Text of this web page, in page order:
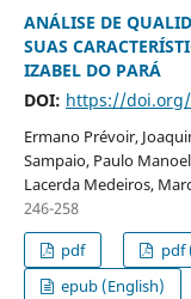
ANÁLISE DE
SUAS
IZABEL DO PARÁ
DOI: https://doi.org/
Ermano Prévoir,
Sampaio, Paulo
Lacerda Medeiros,
246-258
pdf
pdf
epub (English)